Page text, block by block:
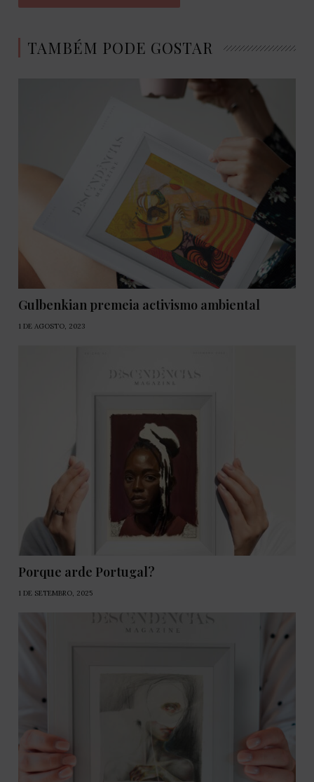
TAMBÉM PODE GOSTAR
Gulbenkian premeia activismo ambiental
1 DE AGOSTO, 2023
Porque arde Portugal?
1 DE SETEMBRO, 2025